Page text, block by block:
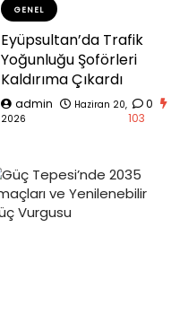
GENEL
Eyüpsultan’da Trafik
Yoğunluğu Şoförleri
Kaldırıma Çıkardı
admin
Haziran 20,
2026
0
103